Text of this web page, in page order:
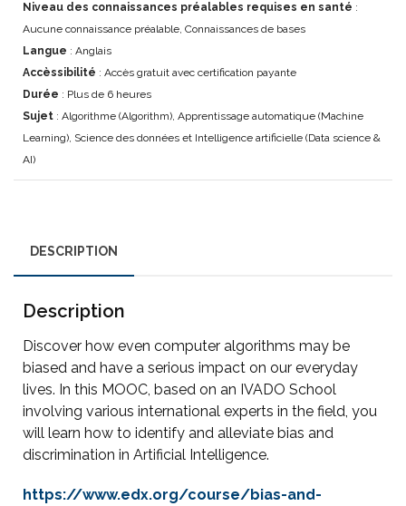
Niveau des connaissances préalables requises en santé :
Aucune connaissance préalable, Connaissances de bases
Langue : Anglais
Accèssibilité : Accès gratuit avec certification payante
Durée : Plus de 6 heures
Sujet : Algorithme (Algorithm), Apprentissage automatique (Machine
Learning), Science des données et Intelligence artificielle (Data science &
AI)
DESCRIPTION
Description
Discover how even computer algorithms may be
biased and have a serious impact on our everyday
lives. In this MOOC, based on an IVADO School
involving various international experts in the field, you
will learn how to identify and alleviate bias and
discrimination in Artificial Intelligence.
https://www.edx.org/course/bias-and-